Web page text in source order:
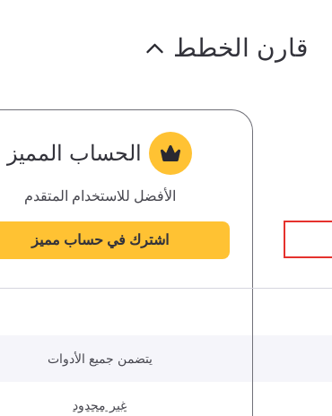
قارن الخطط
الحساب المميز
الأفضل للاستخدام المتقدم
اشترك في حساب مميز
يتضمن جميع الأدوات
غير محدود